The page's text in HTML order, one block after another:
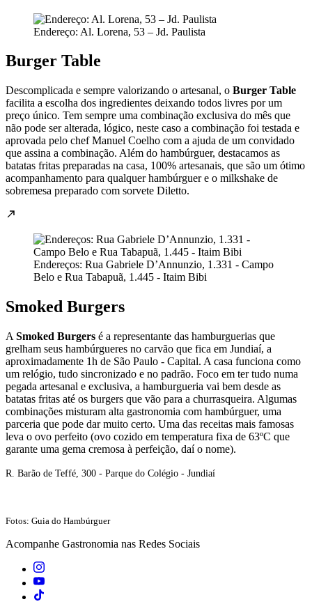
Endereço: Al. Lorena, 53 – Jd. Paulista
Burger Table
Descomplicada e sempre valorizando o artesanal, o Burger Table
facilita a escolha dos ingredientes deixando todos livres por um
preço único. Tem sempre uma combinação exclusiva do mês que
não pode ser alterada, lógico, neste caso a combinação foi testada e
aprovada pelo chef Manuel Coelho com a ajuda de um convidado
que assina a combinação. Além do hambúrguer, destacamos as
batatas fritas preparadas na casa, 100% artesanais, que são um ótimo
acompanhamento para qualquer hambúrguer e o milkshake de
sobremesa preparado com sorvete Diletto.
Endereços: Rua Gabriele D’Annunzio, 1.331 - Campo
Belo e Rua Tabapuã, 1.445 - Itaim Bibi
Smoked Burgers
A Smoked Burgers é a representante das hamburguerias que
grelham seus hambúrgueres no carvão que fica em Jundiaí, a
aproximadamente 1h de São Paulo - Capital. A casa funciona como
um relógio, tudo sincronizado e no padrão. Foco em ter tudo numa
pegada artesanal e exclusiva, a hamburgueria vai bem desde as
batatas fritas até os burgers que vão para a churrasqueira. Algumas
combinações misturam alta gastronomia com hambúrguer, uma
parceria que pode dar muito certo. Uma das receitas mais famosas
leva o ovo perfeito (ovo cozido em temperatura fixa de 63ºC que
garante uma gema cremosa à perfeição, daí o nome).
R. Barão de Teffé, 300 - Parque do Colégio - Jundiaí
Fotos: Guia do Hambúrguer
Acompanhe Gastronomia nas Redes Sociais